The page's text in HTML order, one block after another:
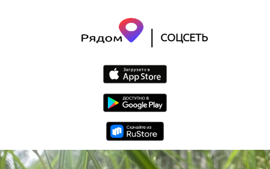
| СОЦСЕТЬ